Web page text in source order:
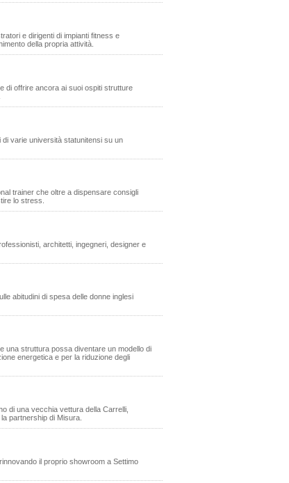
e dirigenti di impianti fitness e
della propria attività.
di offrire ancora ai suoi ospiti strutture
di varie università statunitensi su un
trainer che oltre a dispensare consigli
lo stress.
architetti, ingegneri, designer e
abitudini di spesa delle donne inglesi
una struttura possa diventare un modello di
energetica e per la riduzione degli
di una vecchia vettura della Carrelli,
partnership di Misura.
il proprio showroom a Settimo